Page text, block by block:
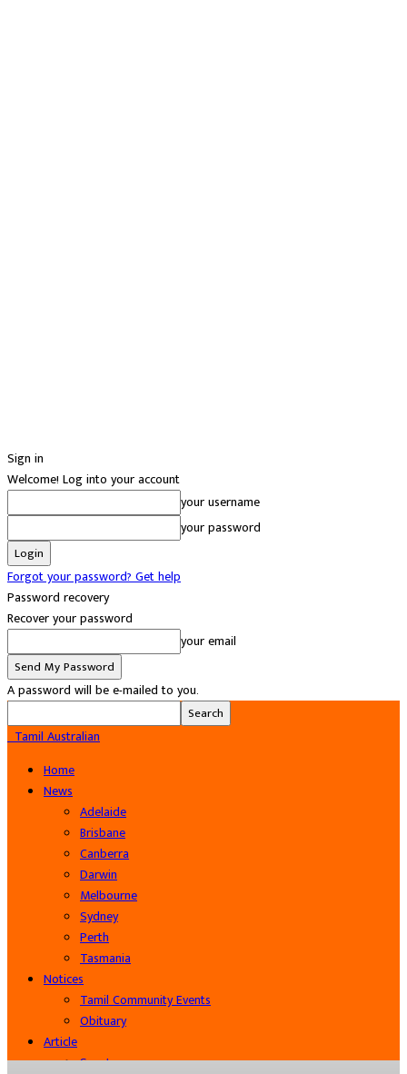
Sign in
Welcome! Log into your account
your username
your password
Forgot your password? Get help
Password recovery
Recover your password
your email
A password will be e-mailed to you.
Tamil Australian
Home
News
Adelaide
Brisbane
Canberra
Darwin
Melbourne
Sydney
Perth
Tasmania
Notices
Tamil Community Events
Obituary
Article
Sports